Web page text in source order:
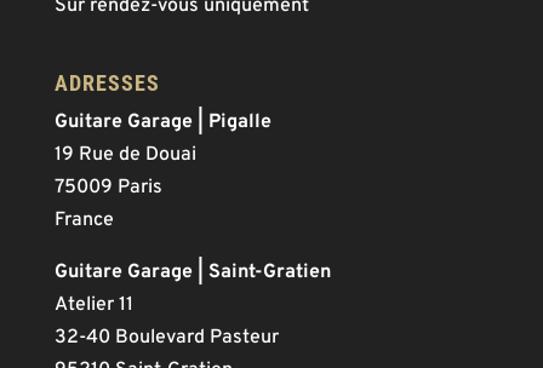
Sur rendez-vous uniquement
ADRESSES
Guitare Garage | Pigalle
19 Rue de Douai
75009 Paris
France
Guitare Garage | Saint-Gratien
Atelier 11
32-40 Boulevard Pasteur